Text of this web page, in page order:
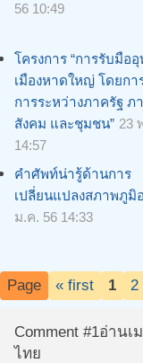
56 10:49
โครงการ “การรับมือ
เมืองหาดใหญ่ โดยก
การระหว่างภาครัฐ ภ
สังคม และชุมชน” 23
14:57
คำศัพท์น่ารู้ด้านการ
เปลี่ยนแปลงสภาพภูมิ
ม.ค. 56 14:33
Page « first 1 2
Comment #1อ่านเ
ไทย